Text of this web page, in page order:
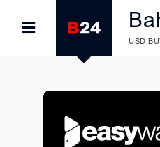
USD
LME:
LME:
LME: